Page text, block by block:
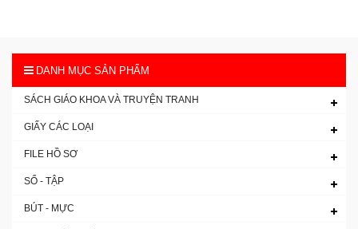
DANH MỤC SẢN PHẨM
SÁCH GIÁO KHOA VÀ TRUYỆN TRANH
GIẤY CÁC LOẠI
FILE HỒ SƠ
SỔ - TẬP
BÚT - MỰC